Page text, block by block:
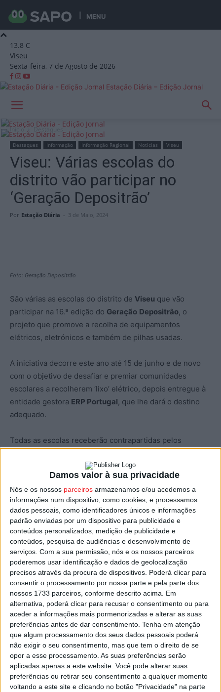
Damos valor à sua privacidade
Nós e os nossos parceiros armazenamos e/ou acedemos a
informações num dispositivo, como cookies, e processamos
dados pessoais, como identificadores únicos e informações
padrão enviadas por um dispositivo para publicidade e
conteúdos personalizados, medição de publicidade e
conteúdos, pesquisa de audiências e desenvolvimento de
serviços. Com a sua permissão, nós e os nossos parceiros
poderemos usar identificação e dados de geolocalização
precisos através da procura de dispositivos. Poderá clicar para
consentir o processamento por nossa parte e pela parte dos
nossos 1733 parceiros, conforme descrito acima. Em
alternativa, poderá clicar para recusar o consentimento ou para
aceder a informações mais pormenorizadas e alterar as suas
preferências antes de dar consentimento. Tenha em atenção
que algum processamento dos seus dados pessoais poderá
não exigir o seu consentimento, mas que tem o direito de se
opor a esse processamento. As suas preferências serão
aplicadas apenas a este website. Você pode alterar suas
preferências ou retirar seu consentimento a qualquer momento
voltando a este site e clicando no botão "Privacidade" na parte
MENU
13.8 C
Viseu
Sexta-feira, 7 de Agosto de 2026
Estação Diária – Edição Jornal
Início Destaques
Destaques Informação Informação Regional Notícias Viseu
Viseu: Várias escolas do
distrito vão participar no
‘Geração Depositrão’
Por Estação Diária - 3 de Maio, 2024
Foto: Geração Depositrão
São várias as escolas do distrito de Viseu que vão
participar na 16.ª edição do Geração Depositrão, o
projeto que promove a recolha de equipamentos
elétricos, eletrónicos e também de pilhas usadas.
A iniciativa decorre este ano até 15 de junho e de novo
com o objetivo de desafiar e premiar comunidades
escolares a recolherem ‘lixo’ elétrico, depois entregue à
entidade gestora ERP Portugal, que lhe dará o destino
adequado.
Todas as escolas receberão contrapartidas pelos
aquisição e equipamentos, e que serão de 50 euros por
cada 1000 quilos de lixo e 80 euros acima de uma
tonelada por mais de 1000 quilos.
A ERP Portugal desafia a que, nesta reta final, mais
resíduos possam ser entregues nas escolas “para que
todos possam contribuir para o cumprimento de metas
de recolha”.
Na passada edição do programa foram 14 as escolas do
distrito de Viseu envolvidas neste projeto, e, no total,
foram recolhidas mais de 16 toneladas de resíduos de
equipamentos elétricos e eletrónicos, pilhas e
acumuladores, o que representou 1 412 euros em
cheques prenda para a compra de materiais.
A Escola Superior de Tecnologia e Gestão de Viseu foi a
que mais resíduos recolheu na região, com mais de 3